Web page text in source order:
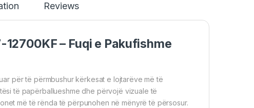
Reviews
12700KF – Fuqi e Pakufishme
për të përmbushur kërkesat e lojtarëve më të
të papërballueshme dhe përvojë vizuale të
më të rënda të përpunohen në mënyrë të përsosur.